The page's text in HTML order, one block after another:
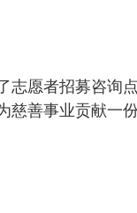
志愿者招募咨询
慈善事业贡献一